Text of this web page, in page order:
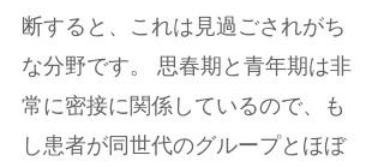
断すると、これは見過ごされがち
な分野です。 思春期と青年期は非
常に密接に関係しているので、も
し患者が同世代のグループとほぼ